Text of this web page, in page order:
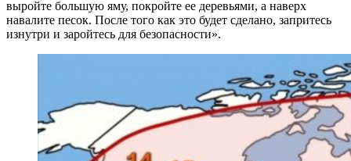
выройте большую яму, покройте ее деревьями, а наверх
навалите песок. После того как это будет сделано, запритесь
изнутри и заройтесь для безопасности».